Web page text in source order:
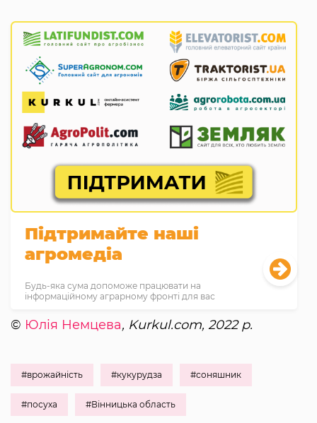
Підтримайте наші
агромедіа
Будь-яка сума допоможе працювати на
інформаційному аграрному фронті для вас
© Юлія Немцева, Kurkul.com, 2022 р.
#врожайність #кукурудза #соняшник
#посуха #Вінницька область